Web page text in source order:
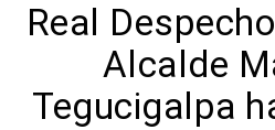
Real
Alcalde
Tegucigalpa